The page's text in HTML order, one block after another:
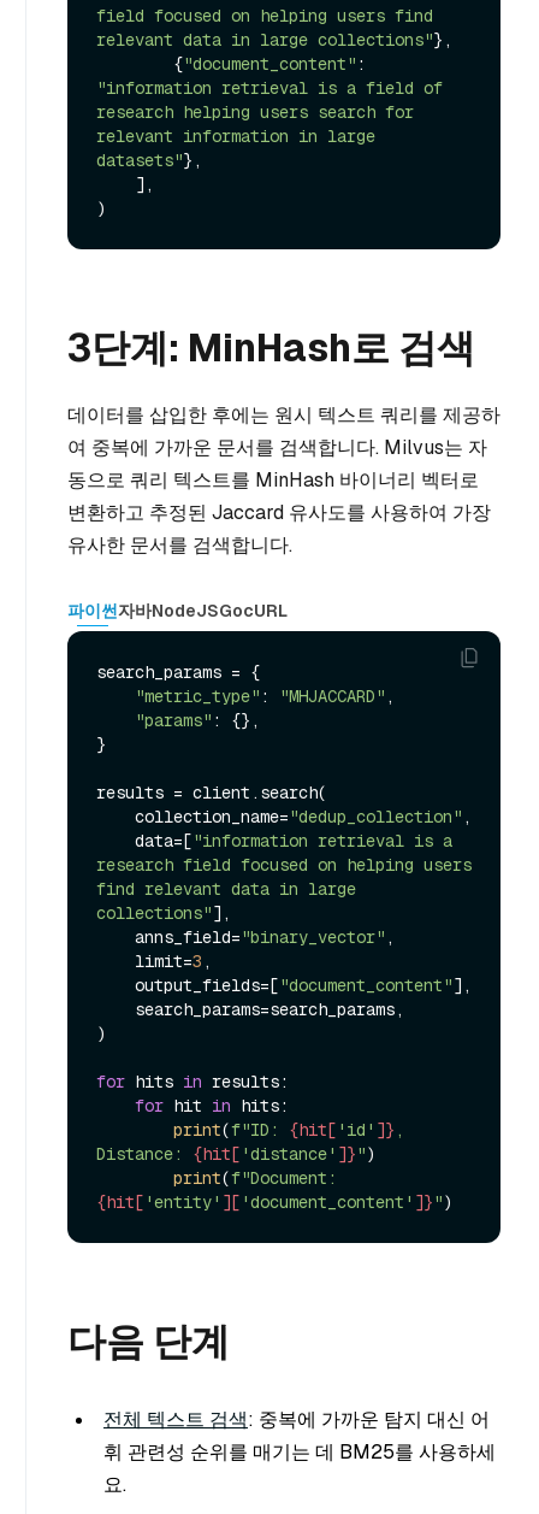
field focused on helping users find
relevant data in large collections"},
        {
"document_content"
"information retrieval is a field of
research helping users search for
relevant information in large
datasets"},
3단계: MinHash로 검색
데이터를 삽입한 후에는 원시 텍스트 쿼리를 제공하
여 중복에 가까운 문서를 검색합니다. Milvus는 자
동으로 쿼리 텍스트를 MinHash 바이너리 벡터로
변환하고 추정된 Jaccard 유사도를 사용하여 가장
유사한 문서를 검색합니다.
파이썬자바NodeJSGocURL
search_params = {
"metric_type" : "MHJACCARD" ,
"params" : {},
}
results = client.search(
    collection_name=
"dedup_collection" ,
    data=[
"information retrieval is a
research field focused on helping users
find relevant data in large
collections"],
    anns_field=
"binary_vector" ,
    limit=
3 ,
    output_fields=[
"document_content"],
)
for hits in results:
for hit in hits:
print(f"ID: {hit[ 'id' ]} ,
Distance: {hit[ 'distance' ]}")
print(
{hit[ 'entity' ][ 'document_content' ]}"
다음 단계
전체 텍스트 검색: 중복에 가까운 탐지 대신 어
휘 관련성 순위를 매기는 데 BM25를 사용하세
요.